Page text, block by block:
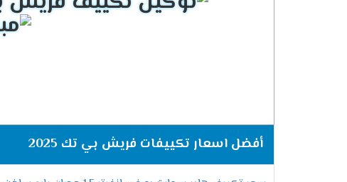
أفضل اسعار تكييفات فريش بي تك 2025